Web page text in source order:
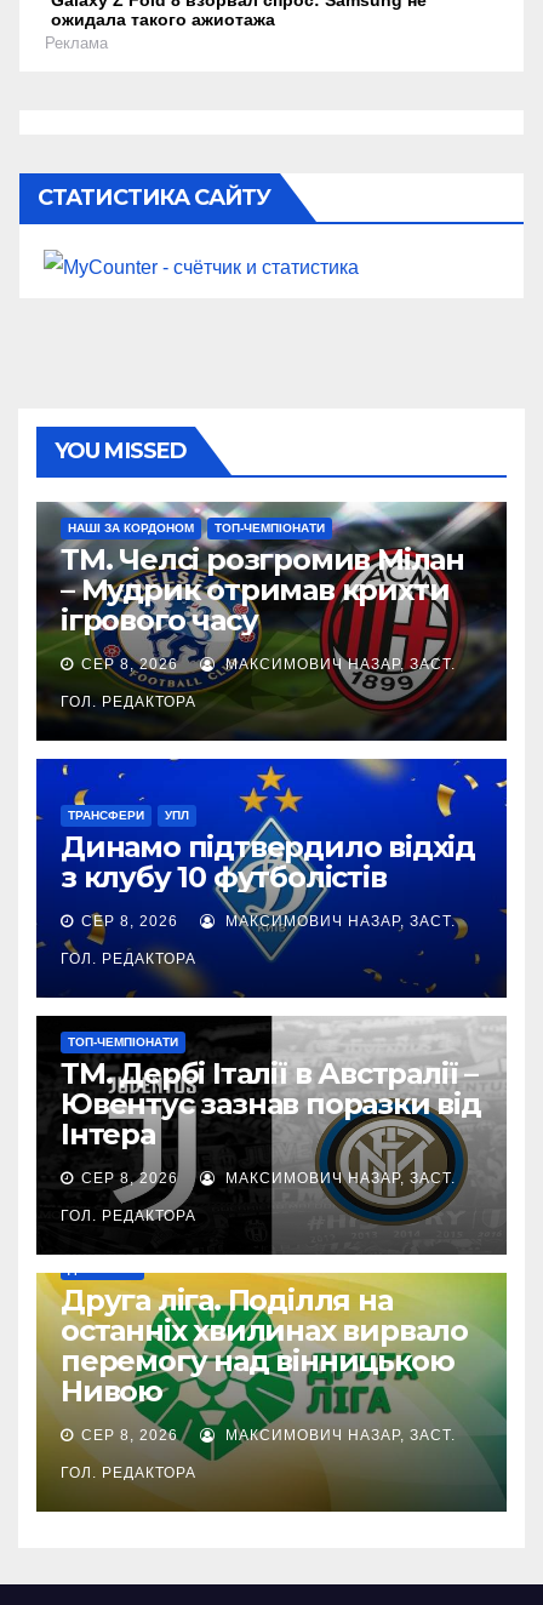
ожидала такого ажиотажа
Реклама
СТАТИСТИКА САЙТУ
YOU MISSED
НАШІ ЗА КОРДОНОМ ТОП-ЧЕМПІОНАТИ
ТМ. Челсі розгромив Мілан
– Мудрик отримав крихти
ігрового часу
СЕР 8, 2026 МАКСИМОВИЧ НАЗАР, ЗАСТ.
ГОЛ. РЕДАКТОРА
ТРАНСФЕРИ УПЛ
Динамо підтвердило відхід
з клубу 10 футболістів
СЕР 8, 2026 МАКСИМОВИЧ НАЗАР, ЗАСТ.
ГОЛ. РЕДАКТОРА
ТОП-ЧЕМПІОНАТИ
ТМ. Дербі Італії в Австралії –
Ювентус зазнав поразки від
Інтера
СЕР 8, 2026 МАКСИМОВИЧ НАЗАР, ЗАСТ.
ГОЛ. РЕДАКТОРА
Друга ліга. Поділля на
останніх хвилинах вирвало
перемогу над вінницькою
Нивою
СЕР 8, 2026 МАКСИМОВИЧ НАЗАР, ЗАСТ.
ГОЛ. РЕДАКТОРА